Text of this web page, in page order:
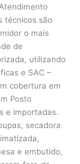
técnicos são
o mais
de
utilizando
e SAC –
cobertura em
Posto
e importadas.
secadora
e embutido,